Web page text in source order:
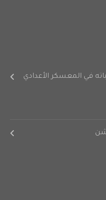
تدريباته في المعسكر الأعدادي